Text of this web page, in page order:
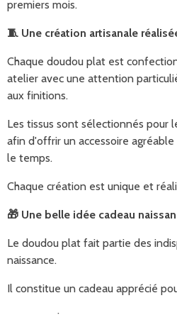
premiers mois.
🧵 Une création artisanale
Chaque doudou plat est
atelier avec une attention
aux finitions.
Les tissus sont sélectionnés pour
afin d'offrir un accessoire
le temps.
Chaque création est unique et
🎁 Une belle idée cadeau
Le doudou plat fait partie des
naissance.
Il constitue un cadeau apprécié